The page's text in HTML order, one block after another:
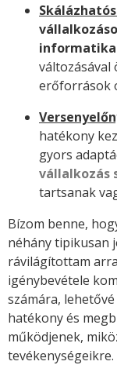
változásával
erőforrások
hatékony
gyors
vállalkozás
tartsanak
Bízom benne,
néhány tipikusan
rávilágítottam
igénybevétele
számára,
hatékony és
működjenek,
tevékenységeikre.